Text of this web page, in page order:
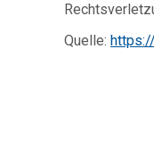
Quelle: